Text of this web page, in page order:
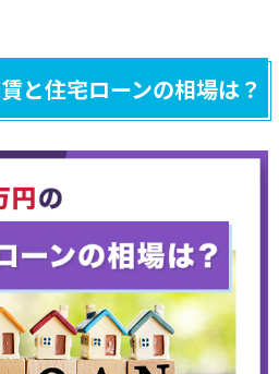
と住宅ローンの相場は？